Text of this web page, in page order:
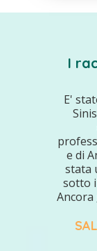
I
E'
e di
stata
sotto
Ancora